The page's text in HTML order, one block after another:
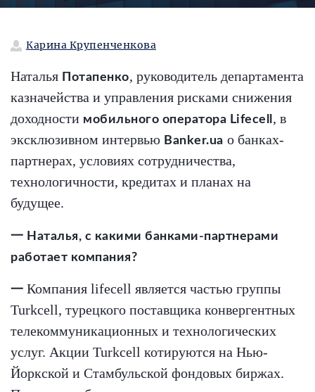
Карина Крупенченкова
Наталья Потапенко, руководитель департамента
казначейства и управления рисками снижения
доходности мобильного оператора Lifecell , в
эксклюзивном интервью Banker.ua о банках-
партнерах, условиях сотрудничества,
технологичности, кредитах и планах на
будущее.
一 Наталья, с какими банками-партнерами
работает компания?
一 Компания lifecell является частью группы
Turkcell, турецкого поставщика конвергентных
телекоммуникационных и технологических
услуг. Акции Turkcell котируются на Нью-
Йоркской и Стамбульской фондовых биржах.